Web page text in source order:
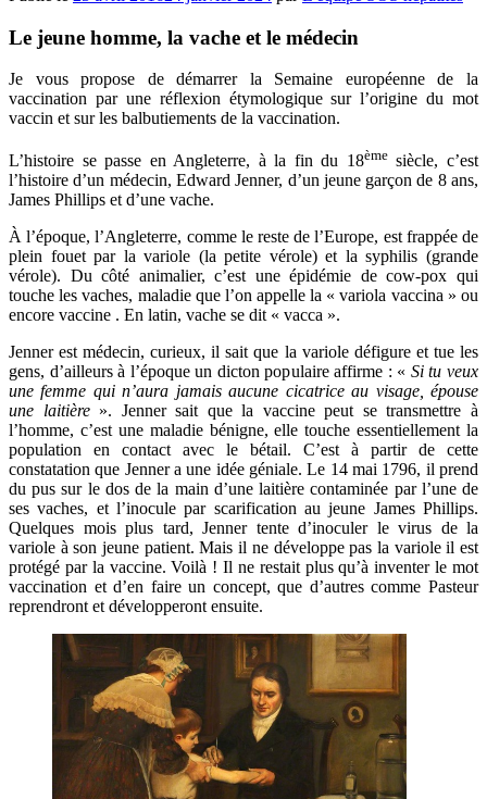
Le jeune homme, la vache et le médecin
Je vous propose de démarrer la Semaine européenne de la
vaccination par une réflexion étymologique sur l’origine du mot
vaccin et sur les balbutiements de la vaccination.
L’histoire se passe en Angleterre, à la fin du 18èmesiècle, c’est
l’histoire d’un médecin, Edward Jenner, d’un jeune garçon de 8 ans,
James Phillips et d’une vache.
À l’époque, l’Angleterre, comme le reste de l’Europe, est frappée de
plein fouet par la variole (la petite vérole) et la syphilis (grande
vérole). Du côté animalier, c’est une épidémie de cow-pox qui
touche les vaches, maladie que l’on appelle la « variola vaccina » ou
encore vaccine . En latin, vache se dit « vacca ».
Jenner est médecin, curieux, il sait que la variole défigure et tue les
gens, d’ailleurs à l’époque un dicton populaire affirme : « Si tu veux
une femme qui n’aura jamais aucune cicatrice au visage, épouse
une laitière». Jenner sait que la vaccine peut se transmettre à
l’homme, c’est une maladie bénigne, elle touche essentiellement la
population en contact avec le bétail. C’est à partir de cette
constatation que Jenner a une idée géniale. Le 14 mai 1796, il prend
du pus sur le dos de la main d’une laitière contaminée par l’une de
ses vaches, et l’inocule par scarification au jeune James Phillips.
Quelques mois plus tard, Jenner tente d’inoculer le virus de la
variole à son jeune patient. Mais il ne développe pas la variole il est
protégé par la vaccine. Voilà ! Il ne restait plus qu’à inventer le mot
vaccination et d’en faire un concept, que d’autres comme Pasteur
reprendront et développeront ensuite.